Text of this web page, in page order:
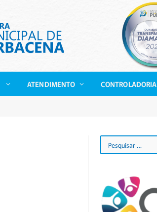
ATENDIMENTO CONTROLADORIA